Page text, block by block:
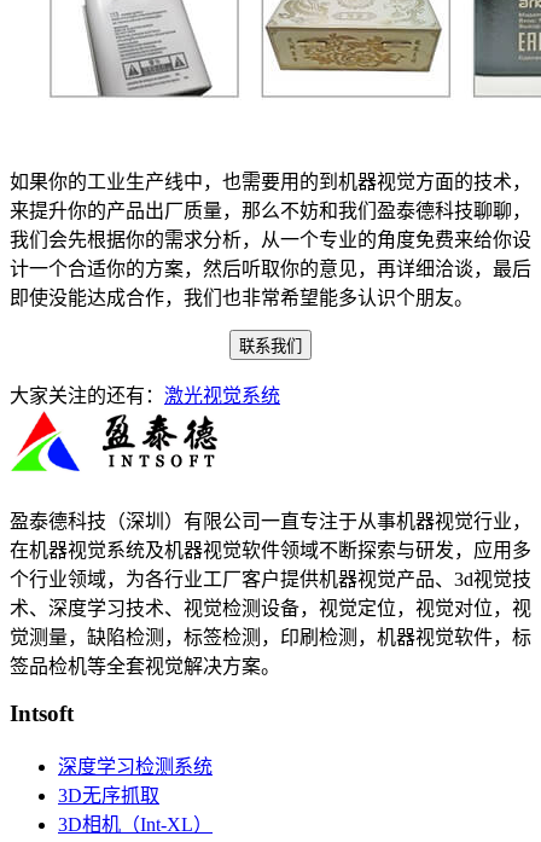
如果你的工业生产线中，也需要用的到机器视觉方面的技术，
来提升你的产品出厂质量，那么不妨和我们盈泰德科技聊聊，
我们会先根据你的需求分析，从一个专业的角度免费来给你设
计一个合适你的方案，然后听取你的意见，再详细洽谈，最后
即使没能达成合作，我们也非常希望能多认识个朋友。
联系我们
大家关注的还有： 激光视觉系统
盈泰德科技（深圳）有限公司一直专注于从事机器视觉行业，
在机器视觉系统及机器视觉软件领域不断探索与研发​，应用多
个行业领域，为各行业工厂客户提供机器视觉产品、3d视觉技
术、深度学习技术、视觉检测设备，视觉定位，视觉对位，视
觉测量，缺陷检测，标签检测，印刷检测，机器视觉软件，标
签品检机等​全套视觉解决方案​。
Intsoft
深度学习检测系统
3D无序抓取
3D相机（Int-XL）